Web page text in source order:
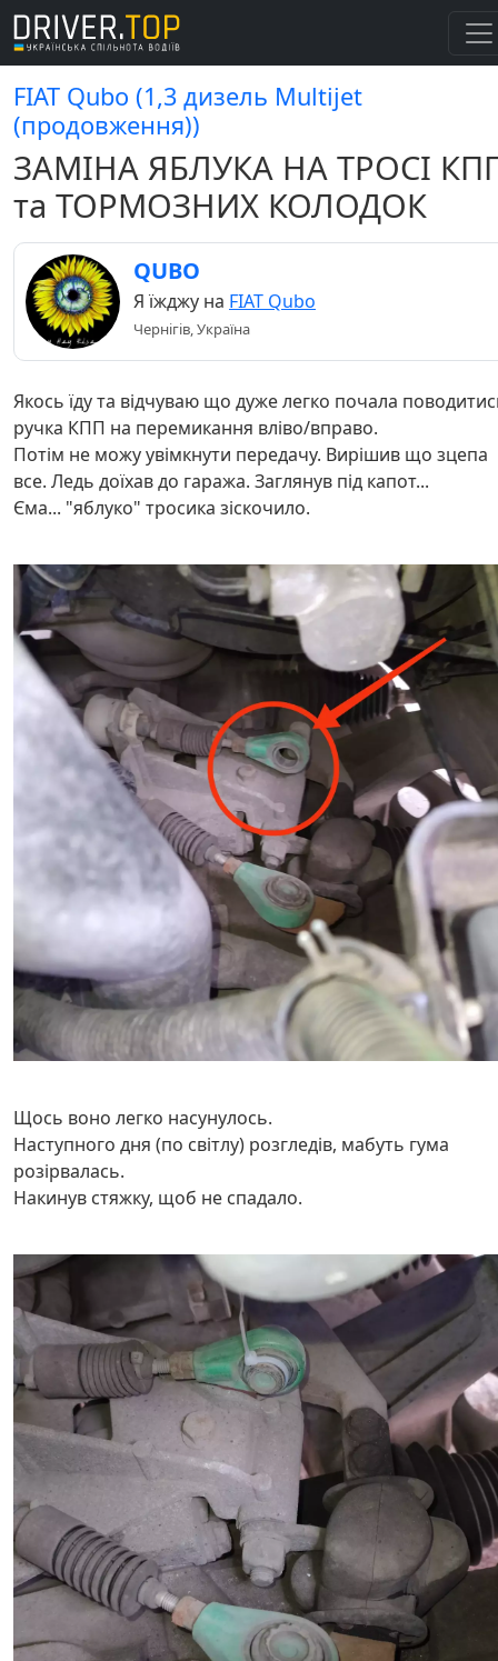
FIAT Qubo (1,3 дизель Multijet
(продовження))
ЗАМІНА ЯБЛУКА НА ТРОСІ
та ТОРМОЗНИХ КОЛОДОК
QUBO
Я їжджу на FIAT Qubo
Чернігів, Україна
Якось їду та відчуваю що дуже легко почала
ручка КПП на перемикання вліво/вправо.
Потім не можу увімкнути передачу. Вирішив що зцепа
все. Ледь доїхав до гаража. Заглянув під капот...
Єма... "яблуко" тросика зіскочило.
Щось воно легко насунулось.
Наступного дня (по світлу) розгледів, мабуть гума
розірвалась.
Накинув стяжку, щоб не спадало.